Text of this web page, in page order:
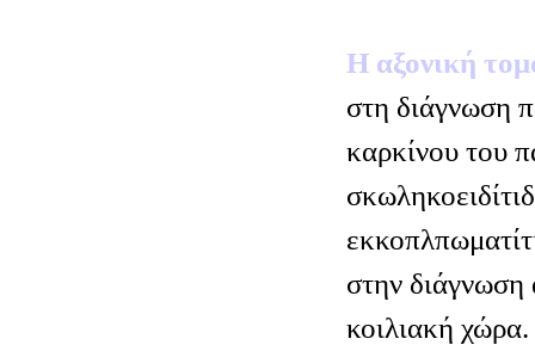
Η αξονική
στη διάγνωση
καρκίνου του
στην
κοιλιακή χώρα.